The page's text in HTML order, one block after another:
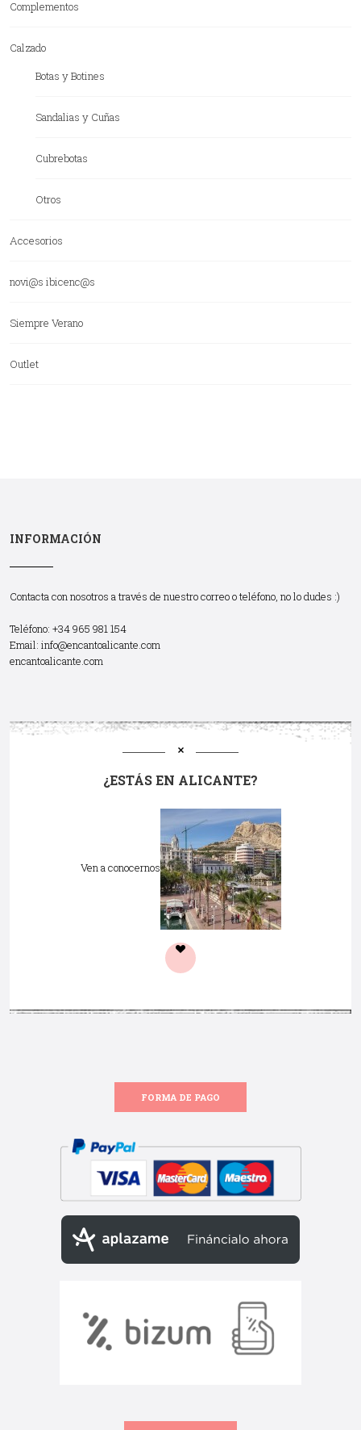
Complementos
Calzado
Botas y Botines
Sandalias y Cuñas
Cubrebotas
Otros
Accesorios
novi@s ibicenc@s
Siempre Verano
Outlet
INFORMACIÓN
Contacta con nosotros a través de nuestro correo o teléfono, no lo dudes :)
Teléfono: +34 965 981 154
Email: info@encantoalicante.com
encantoalicante.com
¿ESTÁS EN ALICANTE?
Ven a conocernos
FORMA DE PAGO